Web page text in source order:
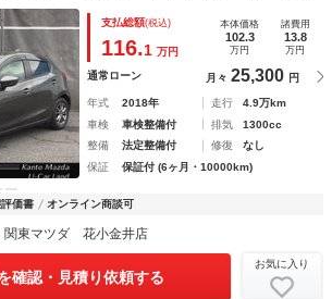
ミ 専用グランリュクス素材ライトブラ
ＤＴＶ 社外２カメラドライブレコーダ
ラ
支払総額(税込)
116.1 万円
本体価格
102.3
万円
諸費用
13.8
万円
通常ローン 月々 25,300 円
年式 2018年 走行
4.9万km
車検
車検整備付 排気
1300cc
整備
法定整備付 修復
なし
保証
保証付 (6ヶ月・10000km)
価書 オンライン商談可
関東マツダ 花小金井店
確認・見積り依頼する
お気に入り